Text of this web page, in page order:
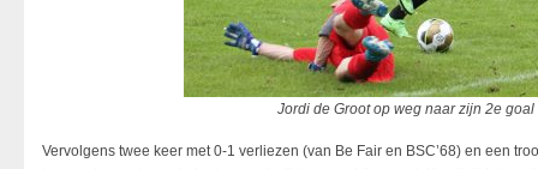
Jordi de Groot op weg naar zijn 2e goal
Vervolgens twee keer met 0-1 verliezen (van Be Fair en BSC’68) en een